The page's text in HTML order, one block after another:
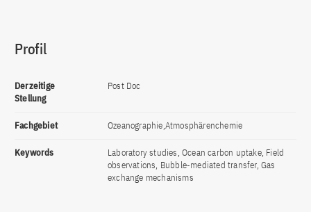
Profil
Derzeitige
Stellung
Post Doc
Fachgebiet Ozeanographie,Atmosphärenchemie
Keywords
Laboratory studies, Ocean carbon uptake, Field
observations, Bubble-mediated transfer, Gas
exchange mechanisms